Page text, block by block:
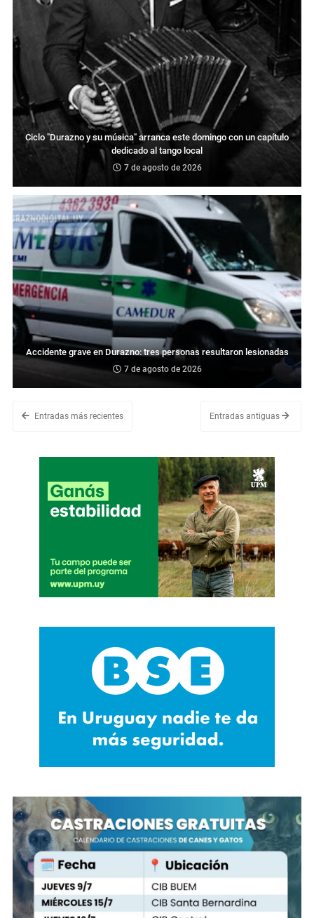
Ciclo "Durazno y su música" arranca este domingo con un capítulo
dedicado al tango local
7 de agosto de 2026
Accidente grave en Durazno: tres personas resultaron lesionadas
7 de agosto de 2026
Entradas más recientes Entradas antiguas